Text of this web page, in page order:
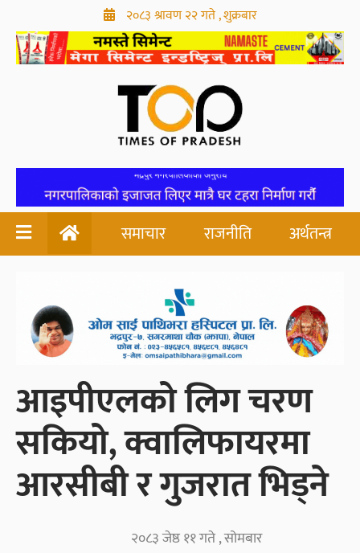
२०८३ श्रावण २२ गते , शुक्रबार
समाचार राजनीति अर्थतन्त्र
आइपीएलको लिग चरण
सकियो, क्वालिफायरमा
आरसीबी र गुजरात भिड्ने
२०८३ जेष्ठ ११ गते , सोमबार